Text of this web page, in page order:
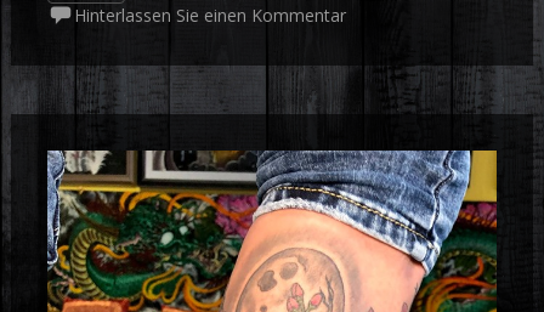
Hinterlassen Sie einen Kommentar